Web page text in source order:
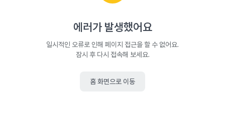
에러가 발생했어요
일시적인 오류로 인해 페이지 접근을 할 수 없어요.
잠시 후 다시 접속해 보세요.
홈 화면으로 이동